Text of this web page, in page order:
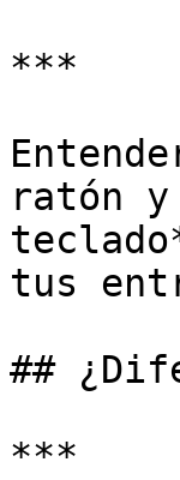
***
ratón
tus
##
***